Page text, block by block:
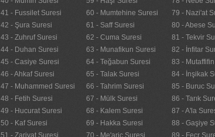
41 - Fussilet Suresi
42 - Şura Suresi
43 - Zuhruf Suresi
44 - Duhan Suresi
45 - Casiye Suresi
46 - Ahkaf Suresi
47 - Muhammed Suresi
48 - Fetih Suresi
49 - Hucurat Suresi
50 - Kaf Suresi
51 - Zariyat Suresi
60 - Mumtehine Suresi
61 - Saff Suresi
62 - Cuma Suresi
63 - Munafikun Suresi
64 - Teğabun Suresi
65 - Talak Suresi
66 - Tahrim Suresi
67 - Mülk Suresi
68 - Kalem Suresi
69 - Hakka Suresi
70 - Me'aric Suresi
79 - Nazi'at
80 - Abese
81 - Tekvir
82 - İnfitar
83 -
84 - İnşikak
85 - Buruc
86 - Tarık
87 - A'la
88 - Gaşiye
89 - Fecr